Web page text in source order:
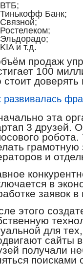
ВТБ;
Тинькофф Банк;
Связной;
Ростелеком;
Эльдорадо;
KIA и т.д.
продаж
100
стоит
развивалась
эта
3 друзей.
и
в
заявок
этого
для
сайты
получали